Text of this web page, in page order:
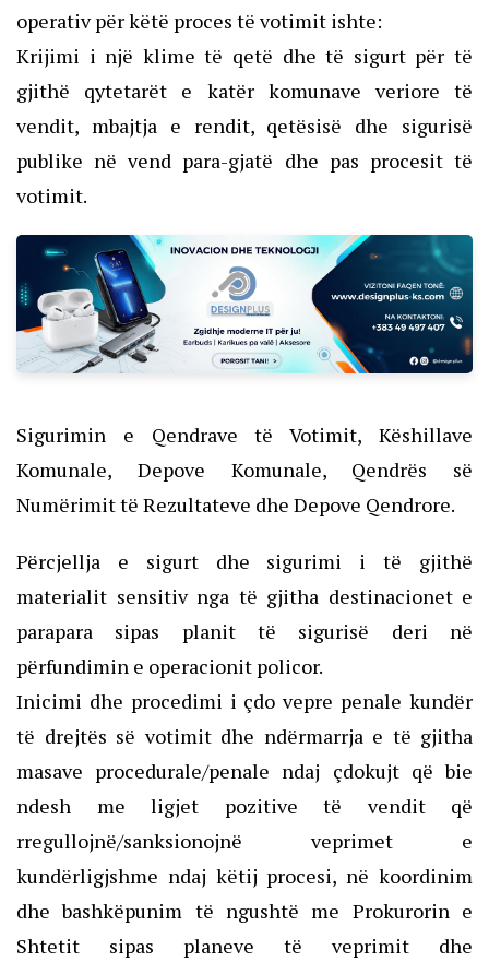
operativ për këtë proces të votimit ishte:
Krijimi i një klime të qetë dhe të sigurt për të
gjithë qytetarët e katër komunave veriore të
vendit, mbajtja e rendit, qetësisë dhe sigurisë
publike në vend para-gjatë dhe pas procesit të
votimit.
Sigurimin e Qendrave të Votimit, Këshillave
Komunale, Depove Komunale, Qendrës së
Numërimit të Rezultateve dhe Depove Qendrore.
Përcjellja e sigurt dhe sigurimi i të gjithë
materialit sensitiv nga të gjitha destinacionet e
parapara sipas planit të sigurisë deri në
përfundimin e operacionit policor.
Inicimi dhe procedimi i çdo vepre penale kundër
të drejtës së votimit dhe ndërmarrja e të gjitha
masave procedurale/penale ndaj çdokujt që bie
ndesh me ligjet pozitive të vendit që
rregullojnë/sanksionojnë veprimet e
kundërligjshme ndaj këtij procesi, në koordinim
dhe bashkëpunim të ngushtë me Prokurorin e
Shtetit sipas planeve të veprimit dhe